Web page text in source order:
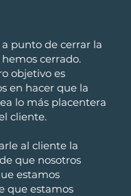
a punto de cerrar la
cerrado.
objetivo es
en hacer que la
lo más placentera
cliente.
al cliente la
que nosotros
estamos
que estamos